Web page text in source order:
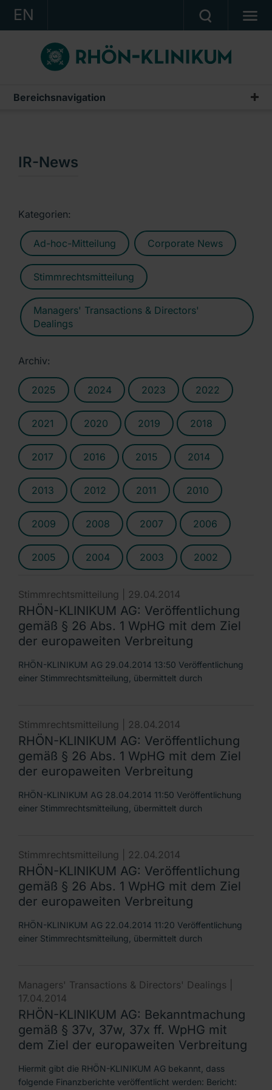
EN
KONZERN
KLINIKEN
KARRIERE
KONTAKT
Bereichsnavigation
Publikationen & Präsentationen
Präsentationen & Conference Calls
IR-News
Kategorien:
Ad-hoc-Mitteilung Corporate News
Stimmrechtsmitteilung
Managers' Transactions & Directors'
Dealings
Archiv:
2025 2024 2023 2022
2021 2020 2019 2018
2017 2016 2015 2014
2013 2012 2011 2010
2009 2008 2007 2006
2005 2004 2003 2002
Stimmrechtsmitteilung | 29.04.2014
RHÖN-KLINIKUM AG: Veröffentlichung
gemäß § 26 Abs. 1 WpHG mit dem Ziel
der europaweiten Verbreitung
RHÖN-KLINIKUM AG 29.04.2014 13:50 Veröffentlichung
einer Stimmrechtsmitteilung, übermittelt durch
Stimmrechtsmitteilung | 28.04.2014
RHÖN-KLINIKUM AG: Veröffentlichung
gemäß § 26 Abs. 1 WpHG mit dem Ziel
der europaweiten Verbreitung
RHÖN-KLINIKUM AG 28.04.2014 11:50 Veröffentlichung
einer Stimmrechtsmitteilung, übermittelt durch
Stimmrechtsmitteilung | 22.04.2014
RHÖN-KLINIKUM AG: Veröffentlichung
gemäß § 26 Abs. 1 WpHG mit dem Ziel
der europaweiten Verbreitung
RHÖN-KLINIKUM AG 22.04.2014 11:20 Veröffentlichung
einer Stimmrechtsmitteilung, übermittelt durch
Managers' Transactions & Directors' Dealings |
17.04.2014
RHÖN-KLINIKUM AG: Bekanntmachung
gemäß § 37v, 37w, 37x ff. WpHG mit
dem Ziel der europaweiten Verbreitung
Hiermit gibt die RHÖN-KLINIKUM AG bekannt, dass
folgende Finanzberichte veröffentlicht werden: Bericht: